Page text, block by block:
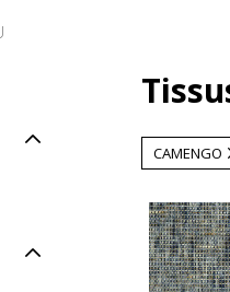
Aspect
Coton
Laine
Lin
CAMENGO